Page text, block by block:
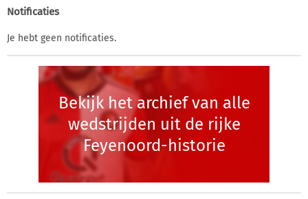
Notificaties
Je hebt geen notificaties.
Bekijk het archief van alle
wedstrijden uit de rijke
Feyenoord-historie